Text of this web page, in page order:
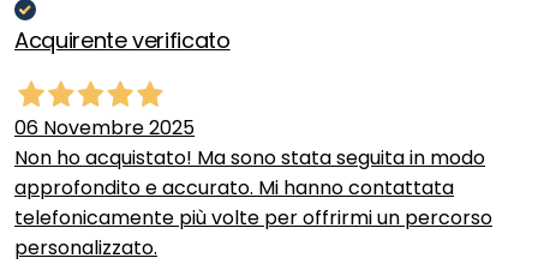
Acquirente verificato
06 Novembre 2025
Non ho acquistato! Ma sono stata seguita in modo
approfondito e accurato. Mi hanno contattata
telefonicamente più volte per offrirmi un percorso
personalizzato.